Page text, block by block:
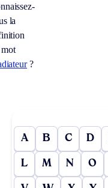
la
?
A B C D
L M N O